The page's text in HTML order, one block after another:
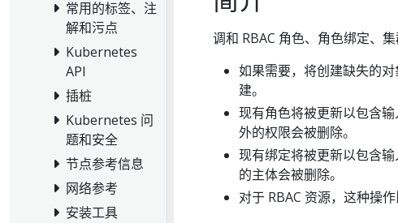
常用的标签、注
解和污点
Kubernetes
API
插桩
Kubernetes 问
题和安全
节点参考信息
网络参考
安装工具
调和 RBAC 角色、角色绑定、
如果需要，将创建缺失的
建。
现有角色将被更新以包含
外的权限会被删除。
现有绑定将被更新以包含
的主体会被删除。
对于 RBAC 资源，这种操